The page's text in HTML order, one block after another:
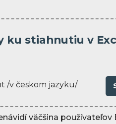
ku stiahnutiu v
/v českom jazyku/
väčšina používateľov